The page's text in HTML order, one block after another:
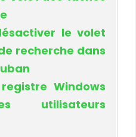
le volet
recherche dans
Windows
utilisateurs